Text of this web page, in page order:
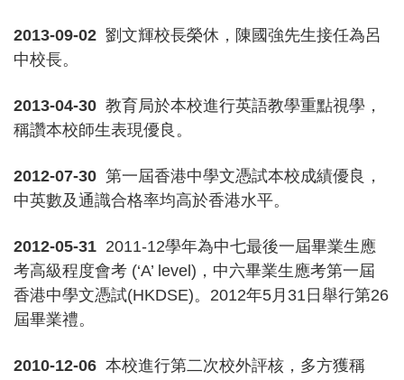
2013-09-02 劉文輝校長榮休，陳國強先生接任為呂
中校長。
2013-04-30 教育局於本校進行英語教學重點視學，
稱讚本校師生表現優良。
2012-07-30 第一屆香港中學文憑試本校成績優良，
中英數及通識合格率均高於香港水平。
2012-05-31 2011-12學年為中七最後一屆畢業生應
考高級程度會考 (‘A’ level)，中六畢業生應考第一屆
香港中學文憑試(HKDSE)。2012年5月31日舉行第26
屆畢業禮。
2010-12-06 本校進行第二次校外評核，多方獲稱